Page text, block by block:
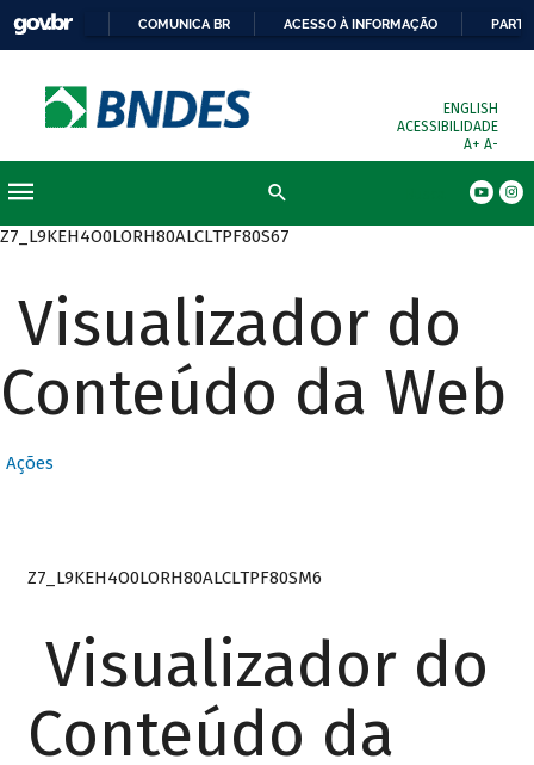
COMUNICA BR ACESSO À INFORMAÇÃO
ENGLISH
ACESSIBILIDADE
A+ A-
Z7_L9KEH4O0LORH80ALCLTPF80S67
Visualizador do
Conteúdo da Web
Ações
Z7_L9KEH4O0LORH80ALCLTPF80SM6
Visualizador do
Conteúdo da